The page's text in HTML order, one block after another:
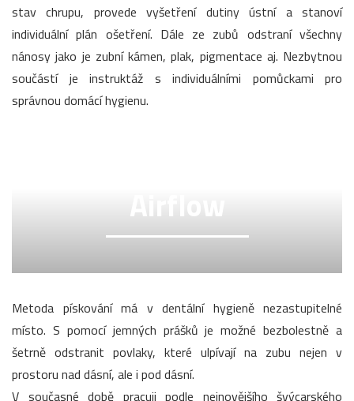
stav chrupu, provede vyšetření dutiny ústní a stanoví
individuální plán ošetření. Dále ze zubů odstraní všechny
nánosy jako je zubní kámen, plak, pigmentace aj. Nezbytnou
součástí je instruktáž s individuálními pomůckami pro
správnou domácí hygienu.
Airflow
Metoda pískování má v dentální hygieně nezastupitelné
místo. S pomocí jemných prášků je možné bezbolestně a
šetrně odstranit povlaky, které ulpívají na zubu nejen v
prostoru nad dásní, ale i pod dásní.
V současné době pracuji podle nejnovějšího švýcarského